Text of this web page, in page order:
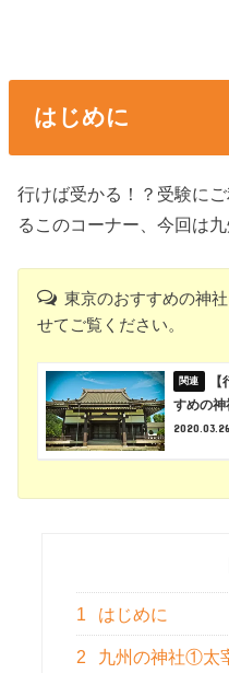
はじめに
行けば受かる！？受験に
るこのコーナー、今回は九
東京のおすすめの神
せてご覧ください。
すめの神
2020.03.26
1 はじめに
2 九州の神社①太